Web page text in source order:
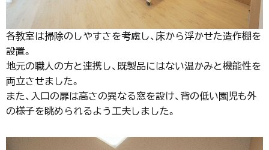
各教室は掃除のしやすさを考慮し、床から浮かせた造作棚を
設置。
地元の職人の方と連携し、既製品にはない温かみと機能性を
両立させました。
また、入口の扉は高さの異なる窓を設け、背の低い園児も外
の様子を眺められるよう工夫しました。